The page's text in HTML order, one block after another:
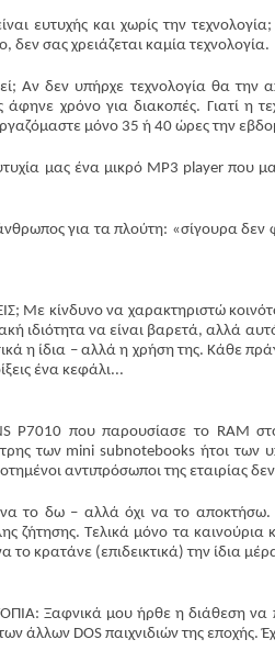
ευτυχής και χωρίς την
δεν σας χρειάζεται καμία τεχνολογία.
Αν δεν υπήρχε τεχνολογία θα την
άφηνε χρόνο για διακοπές. Γιατί η
μόνο 35 ή 40 ώρες την
μας ένα μικρό MP3 player που
για τα πλούτη: «σίγουρα δεν
Με κίνδυνο να χαρακτηριστώ
ιδιότητα να είναι βαρετά, αλλά
η ίδια – αλλά η χρήση της. Κάθε
ένα κεφάλι...
Ρ7010 που παρουσίασε το RAM
των mini subnotebooks ήτοι
αντιπρόσωποι της εταιρίας
το δω – αλλά όχι να το αποκτήσω.
ζήτησης. Τελικά μόνο τα
το κρατάνε (επιδεικτικά) την ίδια
Ξαφνικά μου ήρθε η διάθεση να
άλλων DOS παιχνιδιών της